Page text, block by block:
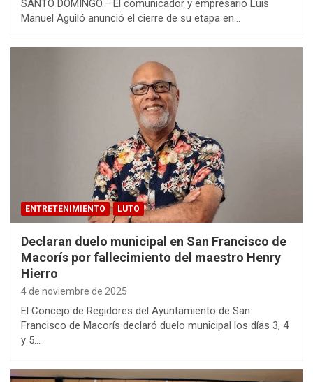
SANTO DOMINGO.– El comunicador y empresario Luis
Manuel Aguiló anunció el cierre de su etapa en…
ENTRETENIMIENTO LUTO
Declaran duelo municipal en San Francisco de
Macorís por fallecimiento del maestro Henry
Hierro
4 de noviembre de 2025
El Concejo de Regidores del Ayuntamiento de San
Francisco de Macorís declaró duelo municipal los días 3, 4
y 5…